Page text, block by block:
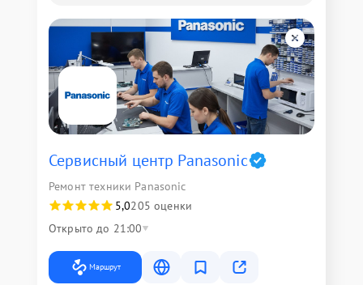
Сервисный центр Panasonic
Ремонт техники Panasonic
5,0205 оценки
Открыто до 21:00
Маршрут